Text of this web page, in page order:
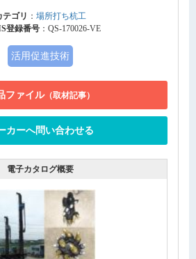
テゴリ ： 場所打ち杭工
登録番号：QS-170026-VE
活用促進技術
ファイル（取材記事）
カーへ問い合わせる
電子カタログ概要